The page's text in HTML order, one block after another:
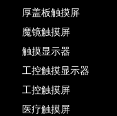
厚盖板触摸屏
魔镜触摸屏
触摸显示器
工控触摸显示器
工控触摸屏
医疗触摸屏